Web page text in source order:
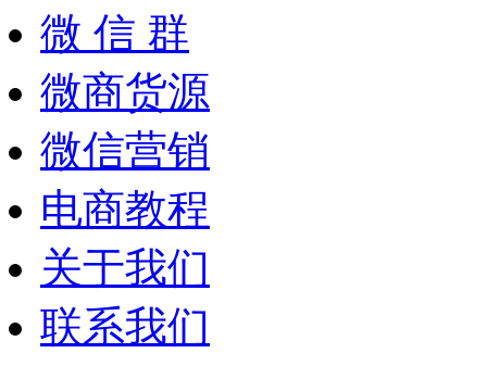
微 信 群
微商货源
微信营销
电商教程
关于我们
联系我们